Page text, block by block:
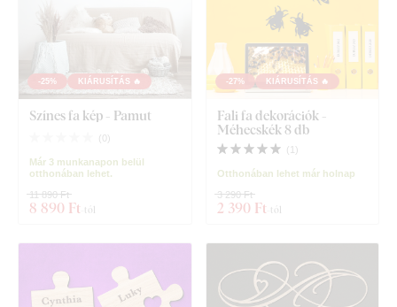
-25% KIÁRUSÍTÁS 🔥
Színes fa kép - Pamut
( 0)
Már 3 munkanapon belül
otthonában lehet.
8 890 Ft -tól
11 890 Ft
-27% KIÁRUSÍTÁS 🔥
Fali fa dekorációk -
Méhecskék 8 db
( 1 )
Otthonában lehet már holnap
2 390 Ft -tól
3 290 Ft